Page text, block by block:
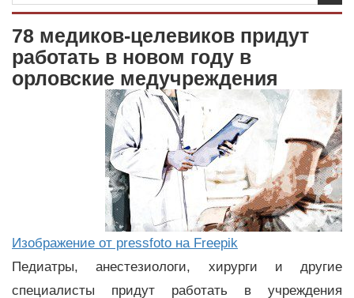
78 медиков-целевиков придут
работать в новом году в
орловские медучреждения
Изображение от pressfoto на Freepik
Педиатры, анестезиологи, хирурги и другие
специалисты придут работать в учреждения